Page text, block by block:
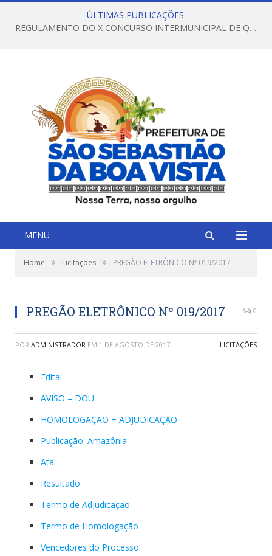
ÚLTIMAS PUBLICAÇÕES:
REGULAMENTO DO X CONCURSO INTERMUNICIPAL DE QUADRILHAS JUNINAS – 2026 – ARRAIÁ DA VENEZA
MENU
Home » Licitações » PREGÃO ELETRÔNICO Nº 019/2017
PREGÃO ELETRÔNICO Nº 019/2017 0
POR ADMINISTRADOR EM 1 DE AGOSTO DE 2017 LICITAÇÕES
Edital
AVISO – DOU
HOMOLOGAÇÃO + ADJUDICAÇÃO
Publicação: Amazônia
Ata
Resultado
Termo de Adjudicação
Termo de Homologação
Vencedores do Processo